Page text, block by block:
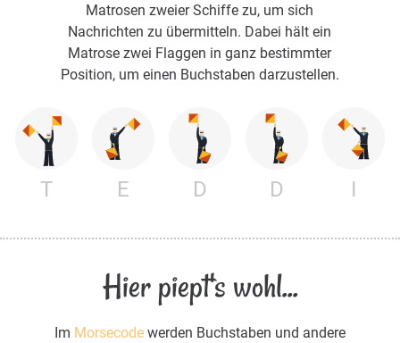
Matrosen zweier Schiffe zu, um sich
Nachrichten zu übermitteln. Dabei hält ein
Matrose zwei Flaggen in ganz bestimmter
Position, um einen Buchstaben darzustellen.
T E D D I
Hier piept's wohl...
Im Morsecodewerden Buchstaben und andere